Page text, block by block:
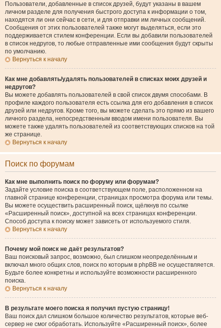
Пользователи, добавленные в список друзей, будут указаны в вашем
личном разделе для получения быстрого доступа к информации о том,
находятся ли они сейчас в сети, и для отправки им личных сообщений.
Сообщения от этих пользователей также могут выделяться, если это
поддерживается стилем конференции. Если вы добавили пользователей
в список недругов, то любые отправленные ими сообщения будут скрыты
по умолчанию.
Вернуться к началу
Как мне добавлять/удалять пользователей в списках моих друзей и
недругов?
Вы можете добавлять пользователей в свой список двумя способами. В
профиле каждого пользователя есть ссылка для его добавления в список
друзей или недругов. Кроме того, вы можете сделать это прямо из вашего
личного раздела, непосредственным вводом имени пользователя. Вы
можете также удалять пользователей из соответствующих списков на той
же странице.
Вернуться к началу
Поиск по форумам
Как мне выполнить поиск по форуму или форумам?
Задайте условие поиска в соответствующем поле, расположенном на
главной странице конференции, страницах просмотра форума или темы.
Вы можете осуществить расширенный поиск, щёлкнув по ссылке
«Расширенный поиск», доступной на всех страницах конференции.
Способ доступа к поиску может зависеть от используемого стиля.
Вернуться к началу
Почему мой поиск не даёт результатов?
Ваш поисковый запрос, возможно, был слишком неопределённым и
включал много общих слов, поиск по которым в phpBB не осуществляется.
Будьте более конкретны и используйте возможности расширенного
поиска.
Вернуться к началу
В результате моего поиска я получил пустую страницу!
Ваш поиск дал слишком большое количество результатов, которые веб-
сервер не смог обработать. Используйте «Расширенный поиск», более